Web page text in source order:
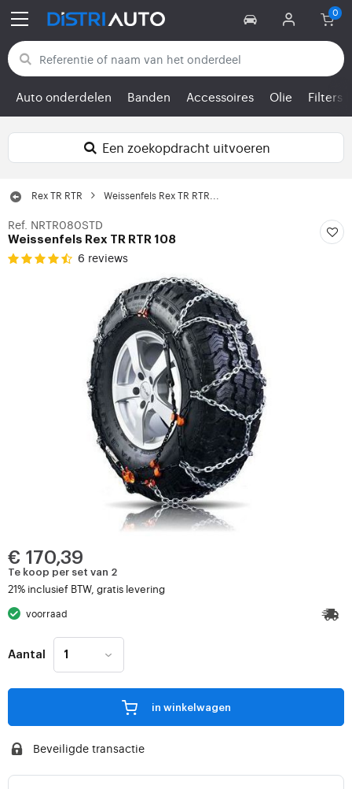
Terug naar categorieën
Auto onderdelen Banden Accessoires Olie Filters
Een zoekopdracht uitvoeren
Rex TR RTR Weissenfels Rex TR RTR...
Ref. NRTR080STD
Weissenfels Rex TR RTR 108
6 reviews
€ 170,39
Te koop per set van 2
21% inclusief BTW, gratis levering
voorraad
Aantal
in winkelwagen
Beveiligde transactie